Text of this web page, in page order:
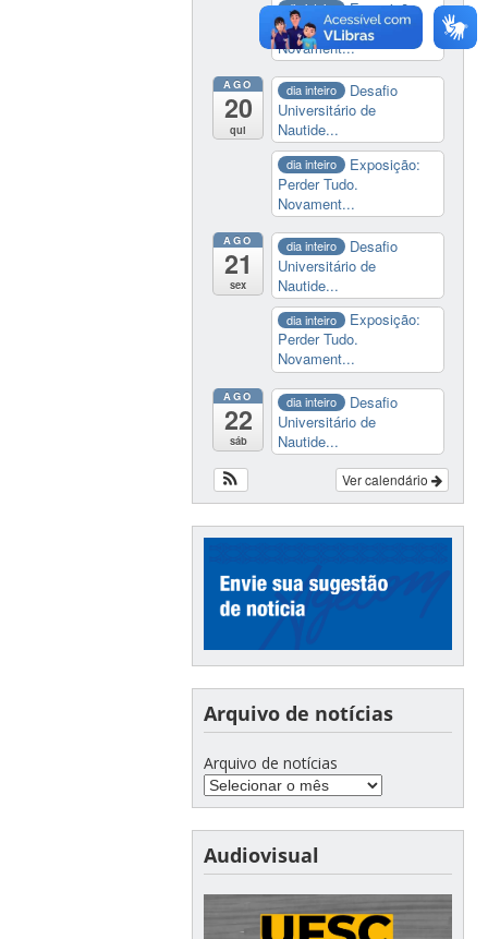
dia inteiro
Exposição:
Perder Tudo.
Novament...
AGO
20
qui
dia inteiro
Desafio
Universitário de
Nautide...
dia inteiro
Exposição:
Perder Tudo.
Novament...
AGO
21
sex
dia inteiro
Desafio
Universitário de
Nautide...
dia inteiro
Exposição:
Perder Tudo.
Novament...
AGO
22
sáb
dia inteiro
Desafio
Universitário de
Nautide...
Ver calendário
Arquivo de notícias
Arquivo de notícias
Audiovisual